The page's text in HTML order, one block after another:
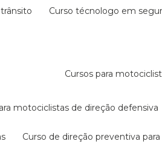
curso técnologo em
cursos para
motociclistas de direção defensiva
curso de direção preventiva